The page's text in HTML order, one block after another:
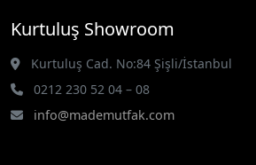
Kurtuluş Showroom
Kurtuluş Cad. No:84 Şişli/İstanbul
0212 230 52 04 – 08
info@mademutfak.com